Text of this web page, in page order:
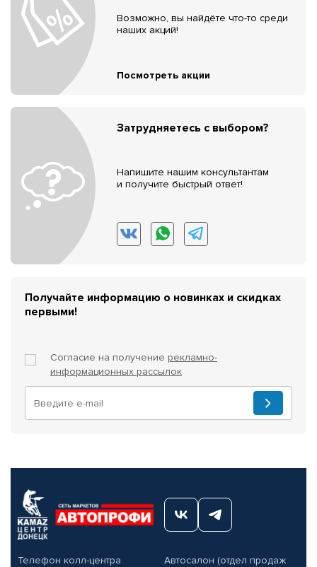
Возможно, вы найдёте что-то среди
наших акций!
Посмотреть акции
Затрудняетесь с выбором?
Напишите нашим консультантам
и получите быстрый ответ!
Получайте информацию о новинках и скидках
первыми!
Согласие на получение рекламно-
информационных рассылок
Телефон колл-центра
Автосалон (отдел продаж